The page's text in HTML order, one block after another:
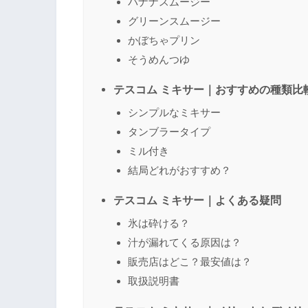
グリーンスムージー
かぼちゃプリン
そうめんつゆ
テスコム ミキサー｜おすすめの種類比
シンプルなミキサー
タンブラータイプ
ミル付き
結局どれがおすすめ？
テスコム ミキサー｜よくある疑問
氷は砕ける？
汁が漏れてくる原因は？
販売店はどこ？最安値は？
取扱説明書